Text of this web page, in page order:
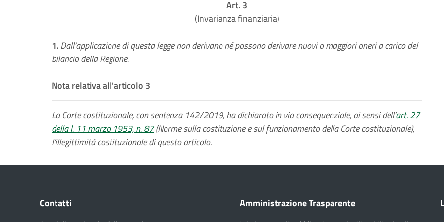
Art. 3
(Invarianza finanziaria)
1.Dall’applicazione di questa legge non derivano né possono derivare nuovi o maggiori oneri a carico del
bilancio della Regione.
Nota relativa all'articolo 3
La Corte costituzionale, con sentenza 142/2019, ha dichiarato in via consequenziale, ai sensi dell’art. 27
della l. 11 marzo 1953, n. 87(Norme sulla costituzione e sul funzionamento della Corte costituzionale),
l’illegittimità costituzionale di questo articolo.
Contatti Amministrazione Trasparente